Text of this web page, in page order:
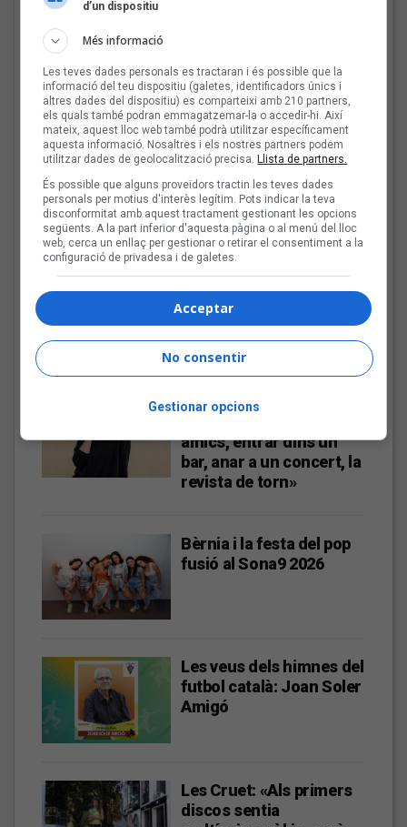
El cromo de Carles Cases
Les veus dels himnes del futbol
català: Carles Cases
Fins a finals d'agost, repassarem diferents himnes que els
dels Països Catalans
Joana Gomila:
amics, entrar dins un
bar, anar a un concert, la
revista de torn»
Bèrnia i la festa del pop
fusió al Sona9 2026
Les veus dels himnes del
futbol català: Joan Soler
Amigó
Les Cruet: «Als primers
discos sentia
d’un dispositiu
Més informació
Les teves dades personals es tractaran i és possible que la
informació del teu dispositiu (galetes, identificadors únics i
altres dades del dispositiu) es comparteixi amb 210 partners,
els quals també podran emmagatzemar-la o accedir-hi. Així
mateix, aquest lloc web també podrà utilitzar específicament
aquesta informació. Nosaltres i els nostres partners podem
utilitzar dades de geolocalització precisa.Llista de partners.
És possible que alguns proveïdors tractin les teves dades
personals per motius d'interès legítim. Pots indicar la teva
disconformitat amb aquest tractament gestionant les opcions
següents. A la part inferior d'aquesta pàgina o al menú del lloc
web, cerca un enllaç per gestionar o retirar el consentiment a la
configuració de privadesa i de galetes.
Acceptar
No consentir
Gestionar opcions